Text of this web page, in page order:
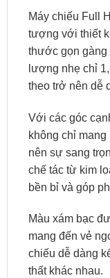
Máy chiếu Full
tượng với thiết
thước gọn gàng
lượng nhẹ chỉ
theo trở nên dễ
Với các góc
không chỉ
nên sự sang
chế tác từ kim
bền bỉ và góp
Màu xám bạc
mang đến vẻ
chiếu dễ dàng
thất khác nhau.